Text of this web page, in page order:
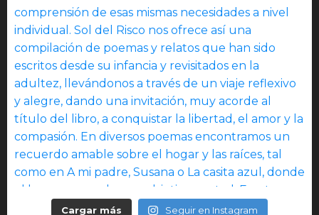
Cargar más Seguir en Instagram